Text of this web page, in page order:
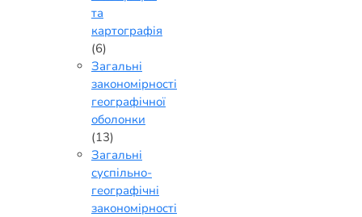
та
картографія
(6)
Загальні
закономірності
географічної
оболонки
(13)
Загальні
суспільно-
географічні
закономірності